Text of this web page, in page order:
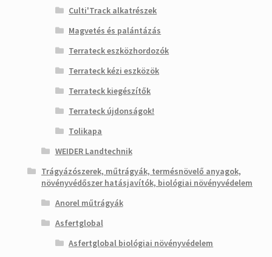
Culti'Track alkatrészek
Magvetés és palántázás
Terrateck eszközhordozók
Terrateck kézi eszközök
Terrateck kiegészítők
Terrateck újdonságok!
Tolikapa
WEIDER Landtechnik
Trágyázószerek, műtrágyák, termésnövelő anyagok,
növényvédőszer hatásjavítók, biológiai növényvédelem
Anorel műtrágyák
Asfertglobal
Asfertglobal biológiai növényvédelem